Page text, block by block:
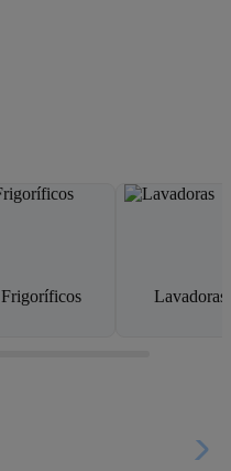
Frigoríficos Lavadoras